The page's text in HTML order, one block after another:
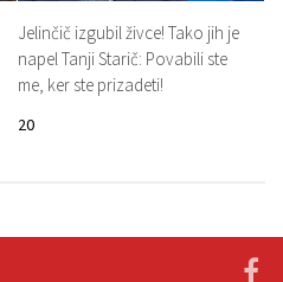
Jelinčič izgubil živce! Tako jih je
napel Tanji Starič: Povabili ste
me, ker ste prizadeti!
20